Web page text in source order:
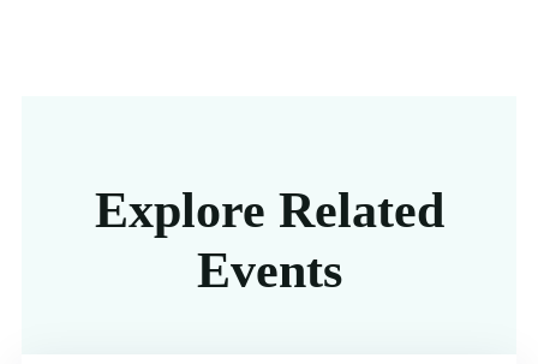
Explore Related
Events